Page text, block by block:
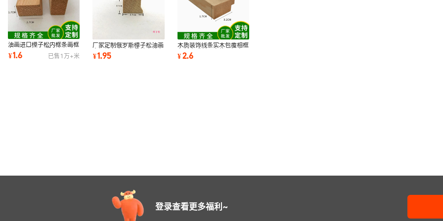
油画进口樟子松内框条画框
条可定 制油画绷布条厂家
批发1.7*2.7cm
¥1.6 已售 1万+米
厂家定制俄罗斯樟子松油画
内框线条实木龙骨松木线条
绷布油画线条
¥1.95
木质装饰线条实木包覆相框
条新中式斜面立体画框定
制1.7*3.2
¥2.6
登录查看更多福利~